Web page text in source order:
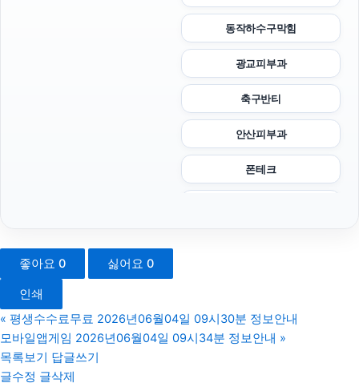
동작하수구막힘
광교피부과
축구반티
안산피부과
폰테크
대안학교
좋아요 0 싫어요 0
인쇄
« 평생수수료무료 2026년06월04일 09시30분 정보안내
모바일앱게임 2026년06월04일 09시34분 정보안내 »
목록보기 답글쓰기
글수정 글삭제